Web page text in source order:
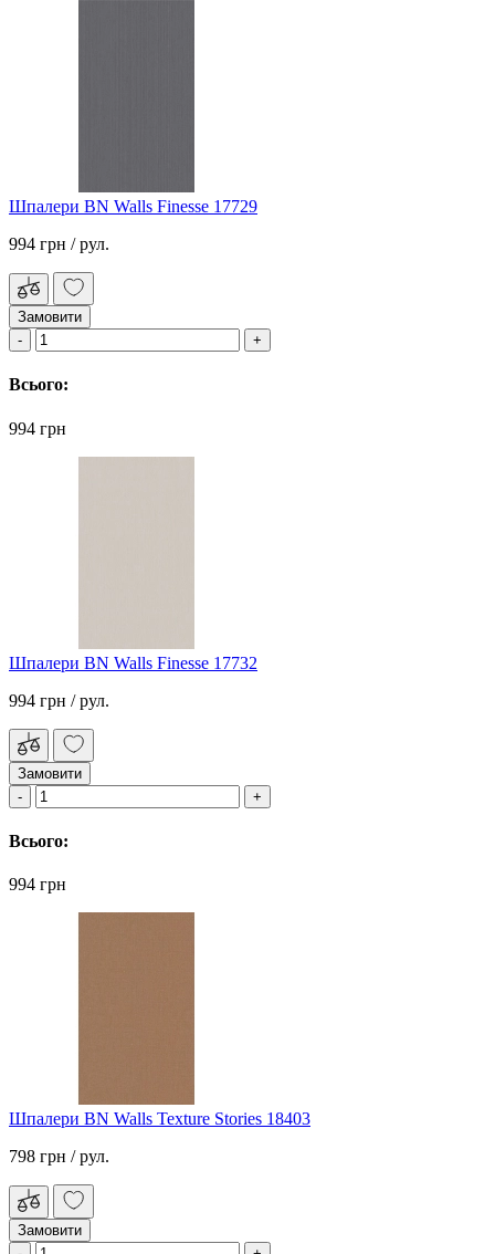
Шпалери BN Walls Finesse 17729
994 грн / рул.
Замовити
Всього:
994 грн
Шпалери BN Walls Finesse 17732
994 грн / рул.
Замовити
Всього:
994 грн
Шпалери BN Walls Texture Stories 18403
798 грн / рул.
Замовити